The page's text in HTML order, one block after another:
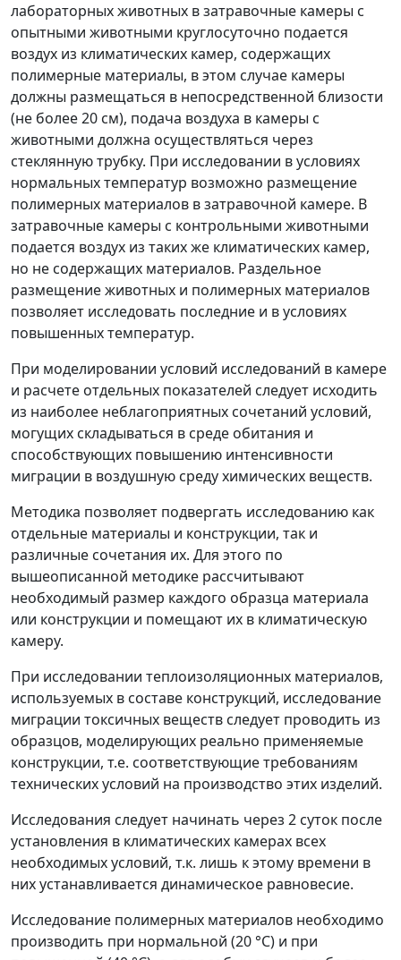
лабораторных животных в затравочные камеры с
опытными животными круглосуточно подается
воздух из климатических камер, содержащих
полимерные материалы, в этом случае камеры
должны размещаться в непосредственной близости
(не более 20 см), подача воздуха в камеры с
животными должна осуществляться через
стеклянную трубку. При исследовании в условиях
нормальных температур возможно размещение
полимерных материалов в затравочной камере. В
затравочные камеры с контрольными животными
подается воздух из таких же климатических камер,
но не содержащих материалов. Раздельное
размещение животных и полимерных материалов
позволяет исследовать последние и в условиях
повышенных температур.
При моделировании условий исследований в камере
и расчете отдельных показателей следует исходить
из наиболее неблагоприятных сочетаний условий,
могущих складываться в среде обитания и
способствующих повышению интенсивности
миграции в воздушную среду химических веществ.
Методика позволяет подвергать исследованию как
отдельные материалы и конструкции, так и
различные сочетания их. Для этого по
вышеописанной методике рассчитывают
необходимый размер каждого образца материала
или конструкции и помещают их в климатическую
камеру.
При исследовании теплоизоляционных материалов,
используемых в составе конструкций, исследование
миграции токсичных веществ следует проводить из
образцов, моделирующих реально применяемые
конструкции, т.е. соответствующие требованиям
технических условий на производство этих изделий.
Исследования следует начинать через 2 суток после
установления в климатических камерах всех
необходимых условий, т.к. лишь к этому времени в
них устанавливается динамическое равновесие.
Исследование полимерных материалов необходимо
производить при нормальной (20 °C) и при